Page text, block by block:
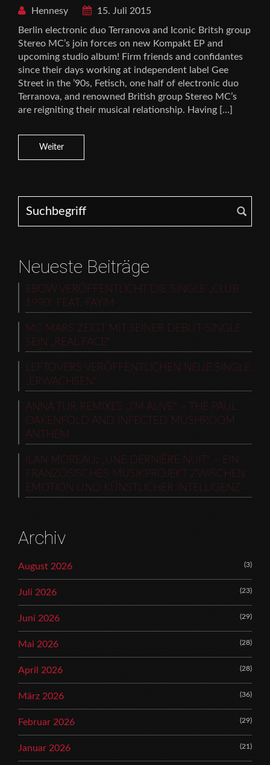
Hennesy
15. Juli 2015
Berlin electronic duo Terranova and Iconic Britsh group
Stereo MC’s join forces on new Kompakt EP and
upcoming studio album! Firm friends and confidantes
since their days working at independent label Gee
Street in the ’90s, Fetisch, one half of electronic duo
Terranova, and renowned British group Stereo MC’s
are reigniting their musical relationship. Having […]
Weiter
Search for:
Neueste Beiträge
EBOW VERÖFFENTLICHT DIE SINGLE „CLUB
1990“ FEAT. FAYIM
MC MARS ZEIGT MIT SEINER DEBUT-SINGLE
SEIN „REAL FACE“
LEFTOVERS VERÖFFENTLICHEN NEUE SINGLE
„ERWACHSEN“
ANNA TUR REMIXES „I’M ALIVE“ – THE PAUL
OAKENFOLD AND INFECTED MUSHROOM
ANTHEM
ILAN MOREAU: „UNE DERNIÈRE NUIT“ – EIN
FRANZÖSISCHES MUSIKPROJEKT ZWISCHEN
EMOTION UND KÜNSTLICHER INTELLIGENZ
Archiv
August 2026 (3)
Juli 2026 (23)
Juni 2026 (29)
Mai 2026 (28)
April 2026 (28)
März 2026 (36)
Februar 2026 (29)
Januar 2026 (21)